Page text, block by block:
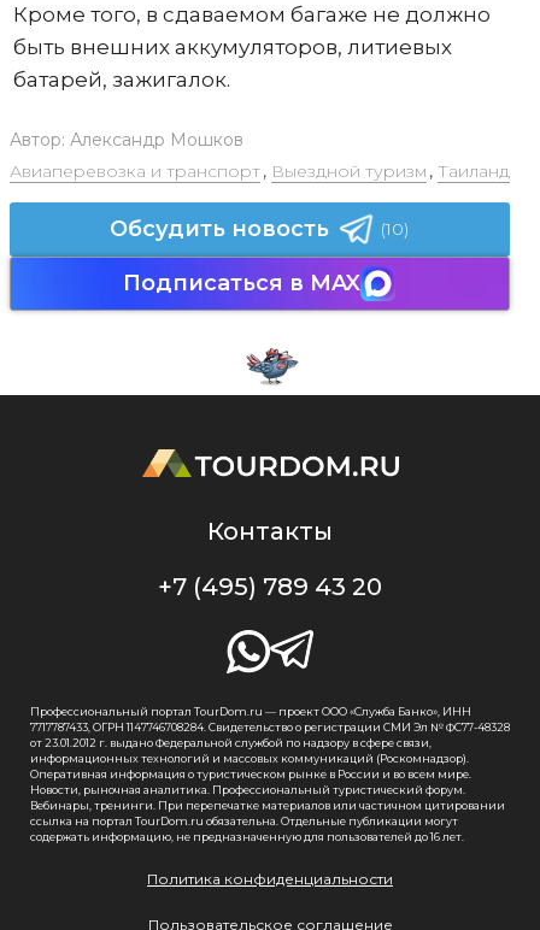
Кроме того, в сдаваемом багаже не должно
быть внешних аккумуляторов, литиевых
батарей, зажигалок.
Автор: Александр Мошков
Авиаперевозка и транспорт, Выездной туризм , Таиланд
Обсудить новость (10)
Подписаться в MAX
Контакты
+7 (495) 789 43 20
Профессиональный портал TourDom.ru — проект ООО «Служба Банко», ИНН
7717787433, ОГРН 1147746708284. Свидетельство о регистрации СМИ Эл № ФС77-48328
от 23.01.2012 г. выдано Федеральной службой по надзору в сфере связи,
информационных технологий и массовых коммуникаций (Роскомнадзор).
Оперативная информация о туристическом рынке в России и во всем мире.
Новости, рыночная аналитика. Профессиональный туристический форум.
Вебинары, тренинги. При перепечатке материалов или частичном цитировании
ссылка на портал TourDom.ru обязательна. Отдельные публикации могут
содержать информацию, не предназначенную для пользователей до 16 лет.
Политика конфиденциальности
Пользовательское соглашение